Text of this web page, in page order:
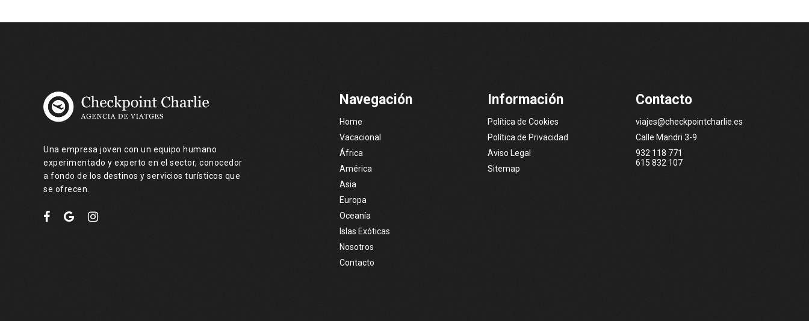
Una empresa joven con un equipo humano
experimentado y experto en el sector, conocedor
a fondo de los destinos y servicios turísticos que
se ofrecen.
Navegación
Home
Vacacional
África
América
Asia
Europa
Oceanía
Islas Exóticas
Nosotros
Contacto
Información
Política de Cookies
Política de Privacidad
Aviso Legal
Sitemap
Contacto
viajes@checkpointcharlie.es
Calle Mandri 3-9
932 118 771
615 832 107